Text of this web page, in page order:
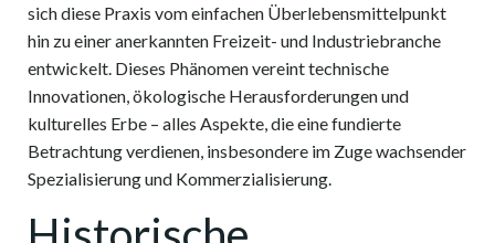
sich diese Praxis vom einfachen Überlebensmittelpunkt
hin zu einer anerkannten Freizeit- und Industriebranche
entwickelt. Dieses Phänomen vereint technische
Innovationen, ökologische Herausforderungen und
kulturelles Erbe – alles Aspekte, die eine fundierte
Betrachtung verdienen, insbesondere im Zuge wachsender
Spezialisierung und Kommerzialisierung.